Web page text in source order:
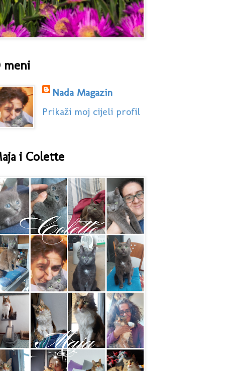
meni
Nada Magazin
Prikaži moj cijeli profil
i Colette